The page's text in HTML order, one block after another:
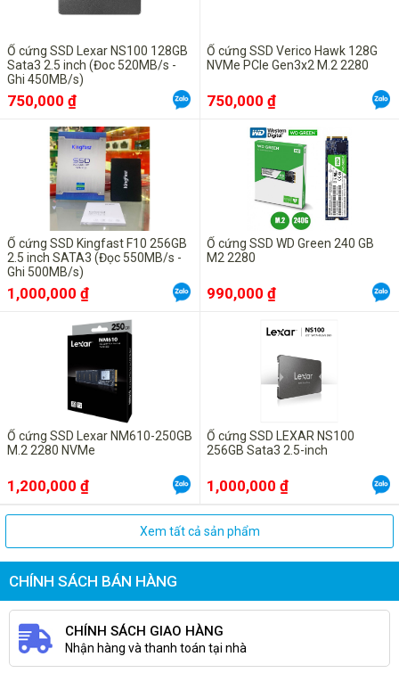
Ổ cứng SSD Lexar NS100 128GB
Sata3 2.5 inch (Đoc 520MB/s -
Ghi 450MB/s)
750,000 ₫
Ổ cứng SSD Verico Hawk 128G
NVMe PCIe Gen3x2 M.2 2280
750,000 ₫
Ổ cứng SSD Kingfast F10 256GB
2.5 inch SATA3 (Đọc 550MB/s -
Ghi 500MB/s)
1,000,000 ₫
Ổ cứng SSD WD Green 240 GB
M2 2280
990,000 ₫
Ổ cứng SSD Lexar NM610-250GB
M.2 2280 NVMe
1,200,000 ₫
Ổ cứng SSD LEXAR NS100
256GB Sata3 2.5-inch
1,000,000 ₫
Xem tất cả sản phẩm
CHÍNH SÁCH BÁN HÀNG
CHÍNH SÁCH GIAO HÀNG
Nhận hàng và thanh toán tại nhà